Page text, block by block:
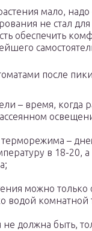
мало, надо
не стал
обеспечить
после
– время, когда
–
в 18-20,
можно только
водой комнатной
должна быть,